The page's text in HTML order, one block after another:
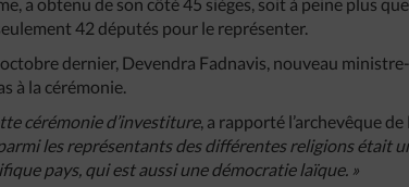
42 députés pour le représenter.
dernier, Devendra Fadnavis, nouveau
à la cérémonie.
cérémonie d’investiture, a rapporté l’archevêque de
les représentants des différentes religions était
pays, qui est aussi une démocratie laïque. »